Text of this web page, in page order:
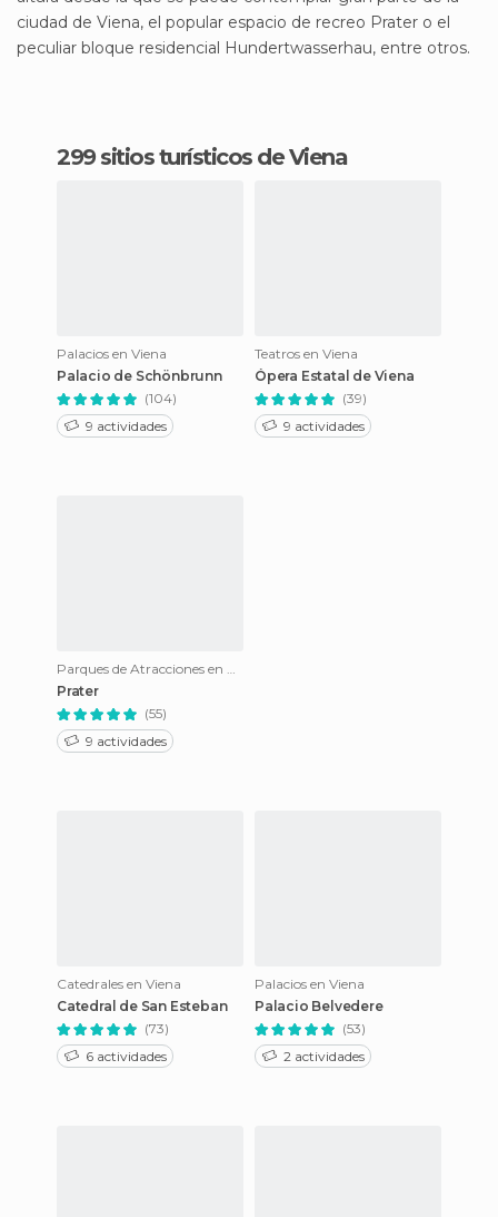
ciudad de Viena, el popular espacio de recreo Prater o el
peculiar bloque residencial Hundertwasserhau, entre otros.
299 sitios turísticos de Viena
Palacios en Viena
Palacio de Schönbrunn
(104)
9 actividades
Teatros en Viena
Ópera Estatal de Viena
(39)
9 actividades
Parques de Atracciones en Viena
Prater
(55)
9 actividades
Catedrales en Viena
Catedral de San Esteban
(73)
6 actividades
Palacios en Viena
Palacio Belvedere
(53)
2 actividades